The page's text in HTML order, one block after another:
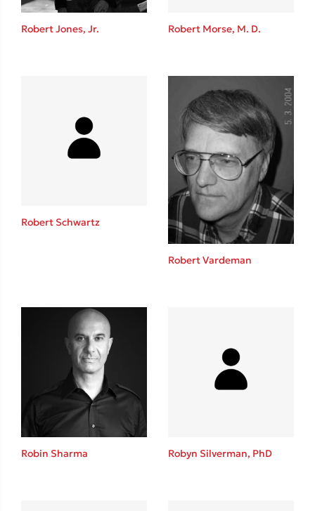
Η μέθοδος Αφήστε τους
Φυστίκι ΠουΚυλάει
Παύλος Καστανάς
El Sombrero
Στέφανος Ξενάκης
Sebastian Fitzek
Freida McFadden
Κατρίνα Τσάνταλη
Robert Jones, Jr. Robert Morse, M. D.
Robert Schwartz
Robert Vardeman
Robin Sharma Robyn Silverman, PhD